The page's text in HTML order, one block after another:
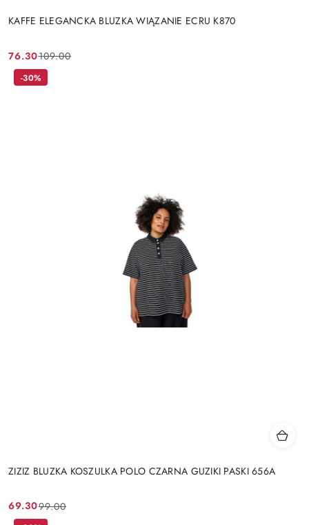
KAFFE ELEGANCKA BLUZKA WIĄZANIE ECRU K870
Cena
promocyjna:
76.30
Cena
przed
109.00
ZIZIZ BLUZKA KOSZULKA POLO CZARNA GUZIKI PASKI 656A
Cena
69.30
Cena 99.00
-30%